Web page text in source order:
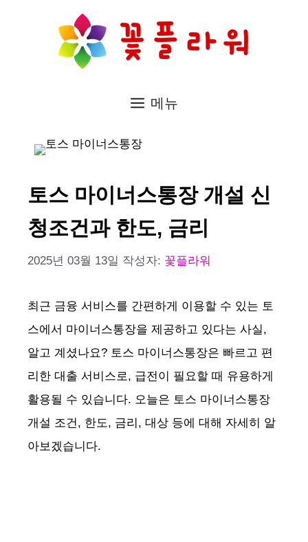
메뉴
토스 마이너스통장 개설 신
청조건과 한도, 금리
2025년 03월 13일 작성자: 꽃플라워
최근 금융 서비스를 간편하게 이용할 수 있는 토
스에서 마이너스통장을 제공하고 있다는 사실,
알고 계셨나요? 토스 마이너스통장은 빠르고 편
리한 대출 서비스로, 급전이 필요할 때 유용하게
활용될 수 있습니다. 오늘은 토스 마이너스통장
개설 조건, 한도, 금리, 대상 등에 대해 자세히 알
아보겠습니다.